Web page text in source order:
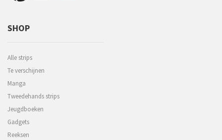
SHOP
Alle strips
Te verschijnen
Manga
Tweedehands strips
Jeugdboeken
Gadgets
Reeksen